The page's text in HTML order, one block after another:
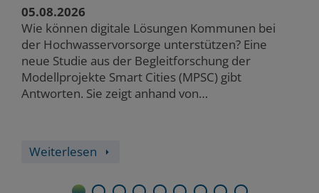
05.08.2026
Wie können digitale Lösungen Kommunen bei
der Hochwasservorsorge unterstützen? Eine
neue Studie aus der Begleitforschung der
Modellprojekte Smart Cities (MPSC) gibt
Antworten. Sie zeigt anhand von
Weiterlesen